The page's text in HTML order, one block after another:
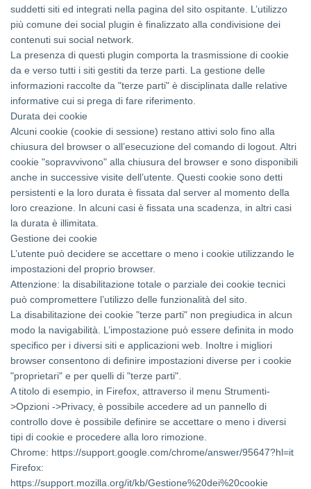
suddetti siti ed integrati nella pagina del sito ospitante. L’utilizzo
più comune dei social plugin è finalizzato alla condivisione dei
contenuti sui social network.
La presenza di questi plugin comporta la trasmissione di cookie
da e verso tutti i siti gestiti da terze parti. La gestione delle
informazioni raccolte da "terze parti" è disciplinata dalle relative
informative cui si prega di fare riferimento.
Durata dei cookie
Alcuni cookie (cookie di sessione) restano attivi solo fino alla
chiusura del browser o all’esecuzione del comando di logout. Altri
cookie "sopravvivono" alla chiusura del browser e sono disponibili
anche in successive visite dell’utente. Questi cookie sono detti
persistenti e la loro durata è fissata dal server al momento della
loro creazione. In alcuni casi è fissata una scadenza, in altri casi
la durata è illimitata.
Gestione dei cookie
L’utente può decidere se accettare o meno i cookie utilizzando le
impostazioni del proprio browser.
Attenzione: la disabilitazione totale o parziale dei cookie tecnici
può compromettere l’utilizzo delle funzionalità del sito.
La disabilitazione dei cookie "terze parti" non pregiudica in alcun
modo la navigabilità. L’impostazione può essere definita in modo
specifico per i diversi siti e applicazioni web. Inoltre i migliori
browser consentono di definire impostazioni diverse per i cookie
"proprietari" e per quelli di "terze parti".
A titolo di esempio, in Firefox, attraverso il menu Strumenti-
>Opzioni ->Privacy, è possibile accedere ad un pannello di
controllo dove è possibile definire se accettare o meno i diversi
tipi di cookie e procedere alla loro rimozione.
Chrome: https://support.google.com/chrome/answer/95647?hl=it
Firefox:
https://support.mozilla.org/it/kb/Gestione%20dei%20cookie